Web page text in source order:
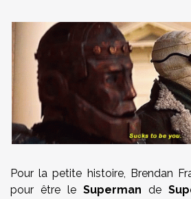
Pour la petite histoire, Brendan
pour être le Superman de